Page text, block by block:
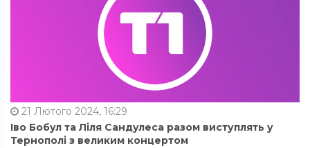
21 Лютого 2024, 16:29
Іво Бобул та Ліля Сандулеса разом виступлять у
Тернополі з великим концертом